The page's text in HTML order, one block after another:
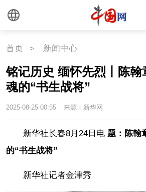
首页 > 新闻中心
铭记历史 缅怀先烈丨陈翰
魂的“书生战将”
2025-08-25 00:55 来源：新华网
新华社长春8月24日电 题：陈翰
的“书生战将”
新华社记者金津秀